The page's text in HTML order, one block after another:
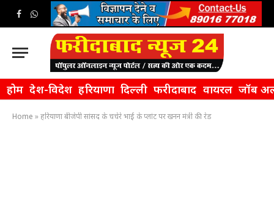
Facebook
WhatsApp
होम देश-विदेश हरियाणा दिल्ली फरीदाबाद वायरल जॉब
Home »हरियाणा बीजेपी सांसद के चचेरे भाई के प्लांट पर खनन मंत्री की रेड